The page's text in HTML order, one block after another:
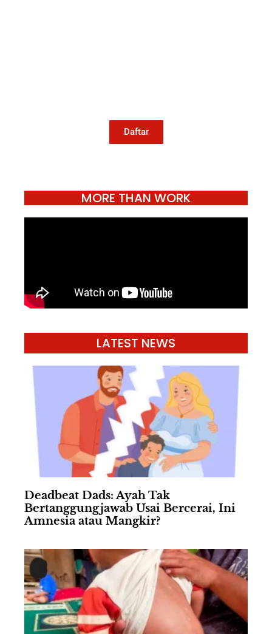
Daftar
MORE THAN WORK
LATEST NEWS
Deadbeat Dads: Ayah Tak
Bertanggungjawab Usai Bercerai, Ini
Amnesia atau Mangkir?